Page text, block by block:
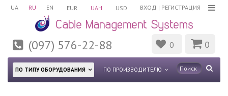
UA RU EN ВХОД | РЕГИСТРАЦИЯ
EUR UAH USD
(097) 576-22-88 0 0
ПО ТИПУ ОБОРУДОВАНИЯ ПО ПРОИЗВОДИТЕЛЮ